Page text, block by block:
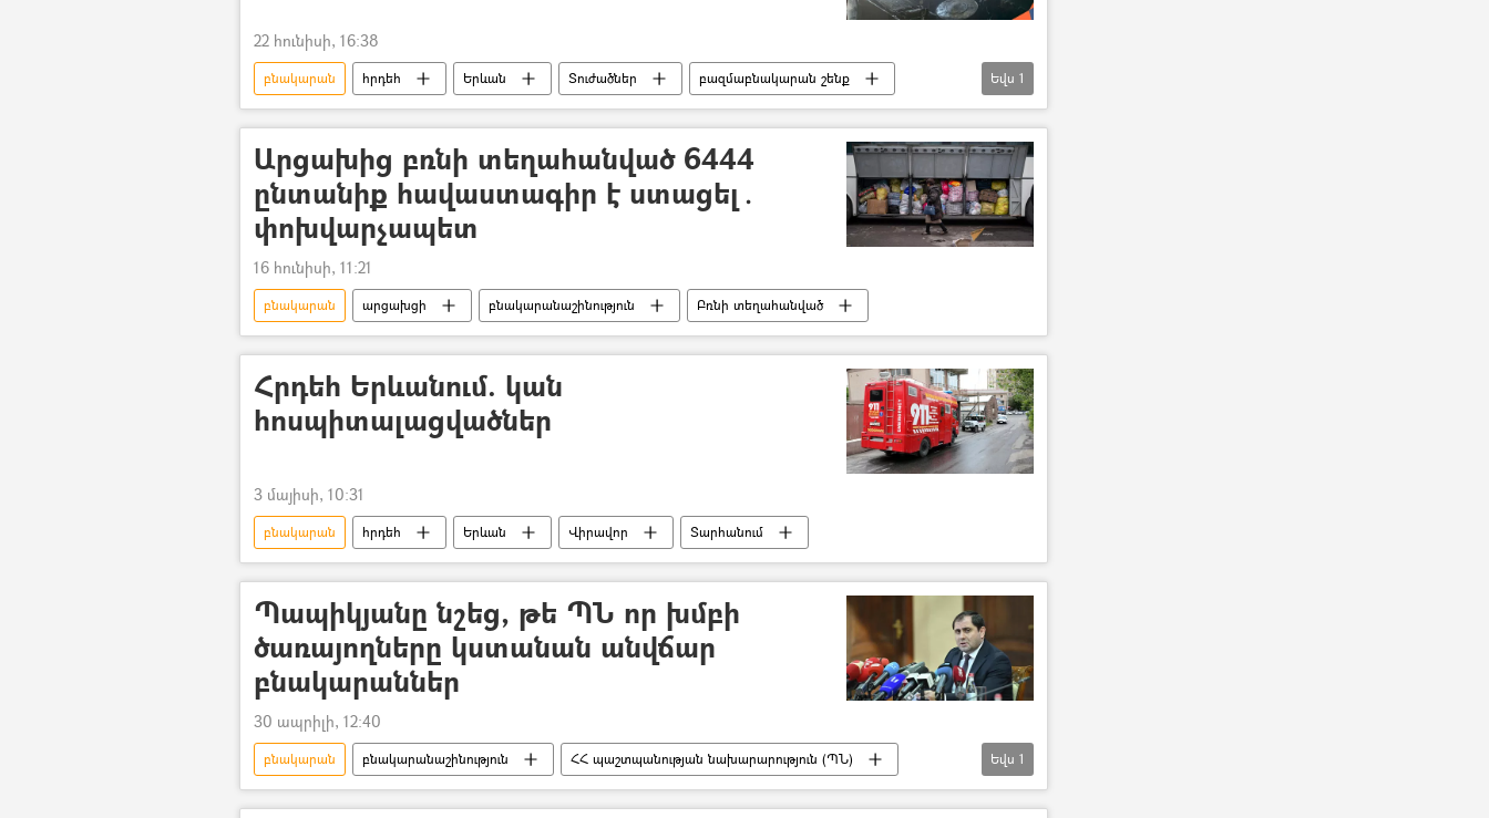
22 հունիսի, 16:38
բնակարան հրդեհ Երևան Տուժածներ
բազմաբնակարան շենք
Ներքին գործերի նախարարություն (ՆԳՆ)
Եվս 1
Արցախից բռնի տեղահանված 6444
ընտանիք հավաստագիր է ստացել․
փոխվարչապետ
16 հունիսի, 11:21
բնակարան արցախցի բնակարանաշինություն Բռնի տեղահանված
Հրդեհ Երևանում. կան
հոսպիտալացվածներ
3 մայիսի, 10:31
բնակարան հրդեհ Երևան Վիրավոր Տարհանում
Պապիկյանը նշեց, թե ՊՆ որ խմբի
ծառայողները կստանան անվճար
բնակարաններ
30 ապրիլի, 12:40
բնակարան բնակարանաշինություն
ՀՀ պաշտպանության նախարարություն (ՊՆ)
Սուրեն Պապիկյան
Եվս 1